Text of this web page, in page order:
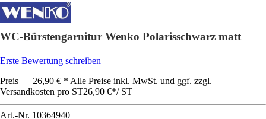
WC-Bürstengarnitur Wenko Polarisschwarz matt
Erste Bewertung schreiben
Preis — 26,90 € * Alle Preise inkl. MwSt. und ggf. zzgl.
Versandkosten pro ST26,90 €*/ ST
Art.-Nr. 10364940